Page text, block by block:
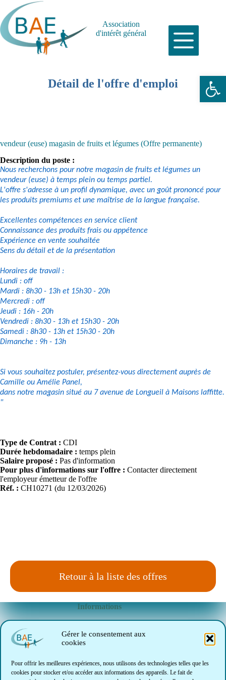
Ouvrir la barre d’outils
Gérer le consentement aux
cookies
Pour offrir les meilleures expériences, nous utilisons des technologies telles que les
cookies pour stocker et/ou accéder aux informations des appareils. Le fait de
contenu
Association
d'intérêt général
Détail de l'offre d'emploi
vendeur (euse) magasin de fruits et légumes (Offre permanente)
Description du poste :
Nous recherchons pour notre magasin de fruits et légumes un
vendeur (euse) à temps plein ou temps partiel.
L'offre s'adresse à un profil dynamique, avec un goût prononcé pour
les produits premiums et une maîtrise de la langue française.
Excellentes compétences en service client
Connaissance des produits frais ou appétence
Expérience en vente souhaitée
Sens du détail et de la présentation
Horaires de travail :
Lundi : off
Mardi : 8h30 - 13h et 15h30 - 20h
Mercredi : off
Jeudi : 16h - 20h
Vendredi : 8h30 - 13h et 15h30 - 20h
Samedi : 8h30 - 13h et 15h30 - 20h
Dimanche : 9h - 13h
Si vous souhaitez postuler, présentez-vous directement auprès de
Camille ou Amélie Panel,
dans notre magasin situé au 7 avenue de Longueil à Maisons laffitte.
"
Type de Contrat : CDI
Durée hebdomadaire : temps plein
Salaire proposé : Pas d'information
Pour plus d'informations sur l'offre : Contacter directement
l'employeur émetteur de l'offre
Réf. : CH10271 (du 12/03/2026)
Retour à la liste des offres
Informations
INTRANET (Réservé BAE)